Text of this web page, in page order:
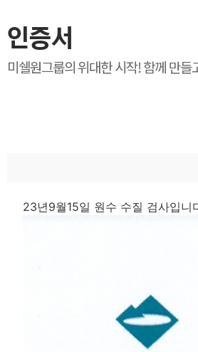
인증서
미쉘원그룹의 위대한 시작! 함께 만들
23년9월15일 원수 수질 검사입니